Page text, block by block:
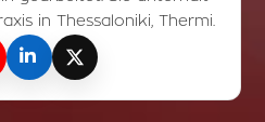
in Thessaloniki, Thermi.
LinkedInX (Twitter)